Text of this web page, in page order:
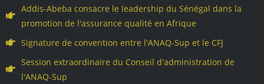
Addis-Abeba consacre le leadership du Sénégal dans la
promotion de l'assurance qualité en Afrique
Signature de convention entre l'ANAQ-Sup et le CFJ
Session extraordinaire du Conseil d'administration de
l'ANAQ-Sup